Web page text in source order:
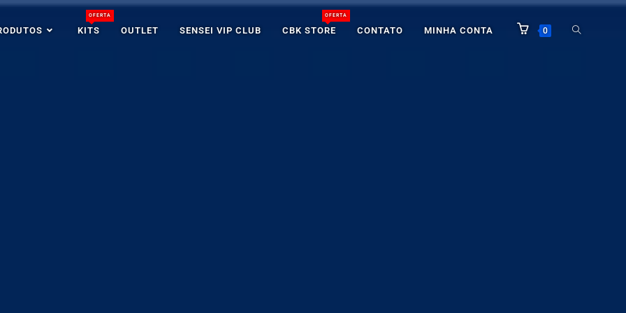
KITS
OFERTA
OUTLET SENSEI VIP CLUB CBK STORE
OFERTA
CONTATO MINHA CONTA 0